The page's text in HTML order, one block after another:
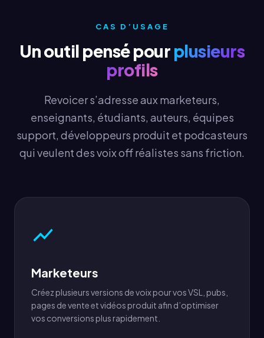
CAS D’USAGE
Un outil pensé pour plusieurs
profils
Revoicer s’adresse aux marketeurs,
enseignants, étudiants, auteurs, équipes
support, développeurs produit et podcasteurs
qui veulent des voix off réalistes sans friction.
Marketeurs
Créez plusieurs versions de voix pour vos VSL, pubs,
pages de vente et vidéos produit afin d’optimiser
vos conversions plus rapidement.